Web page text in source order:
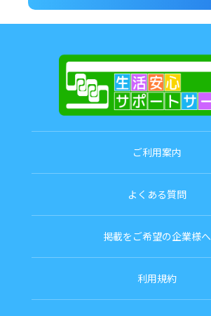
ご利用案内
よくある質問
掲載をご希望の企業様へ
利用規約